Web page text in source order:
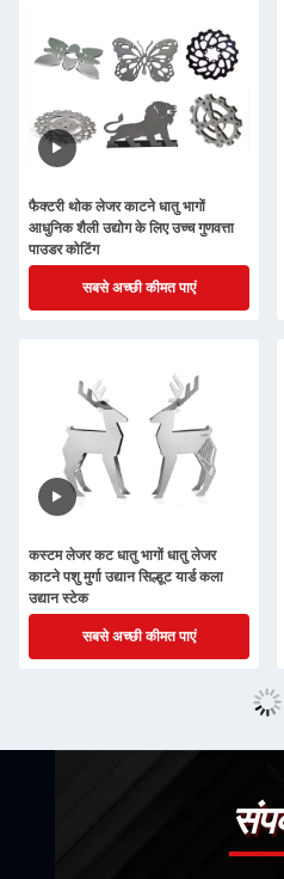
फैक्टरी थोक लेजर काटने धातु भागों
आधुनिक शैली उद्योग के लिए उच्च गुणवत्ता
पाउडर कोटिंग
सबसे अच्छी कीमत पाएं
कस्टम लेजर कट धातु भागों धातु लेजर
काटने पशु मुर्गा उद्यान सिल्हूट यार्ड कला
उद्यान स्टेक
सबसे अच्छी कीमत पाएं